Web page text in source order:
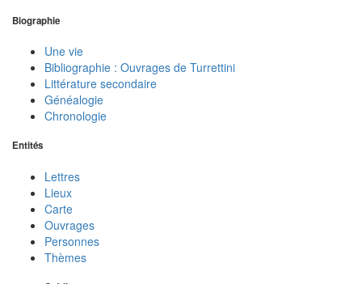
Biographie
Une vie
Bibliographie : Ouvrages de Turrettini
Littérature secondaire
Généalogie
Chronologie
Entités
Lettres
Lieux
Carte
Ouvrages
Personnes
Thèmes